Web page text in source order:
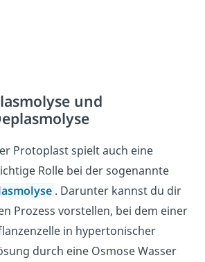
und
Protoplast spielt auch eine
Rolle bei der sogenannte
. Darunter kannst du dir
Prozess vorstellen, bei dem einer
in hypertonischer
durch eine Osmose Wasser